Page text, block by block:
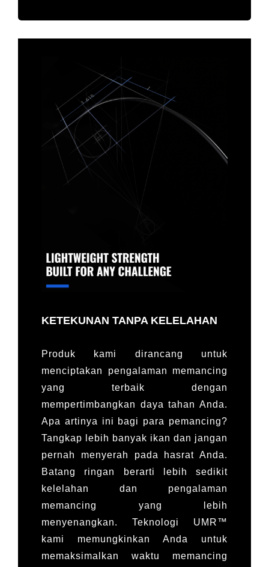
KETEKUNAN TANPA KELELAHAN
Produk kami dirancang untuk
menciptakan pengalaman memancing
yang terbaik dengan
mempertimbangkan daya tahan Anda.
Apa artinya ini bagi para pemancing?
Tangkap lebih banyak ikan dan jangan
pernah menyerah pada hasrat Anda.
Batang ringan berarti lebih sedikit
kelelahan dan pengalaman
memancing yang lebih
menyenangkan. Teknologi UMR™
kami memungkinkan Anda untuk
memaksimalkan waktu memancing